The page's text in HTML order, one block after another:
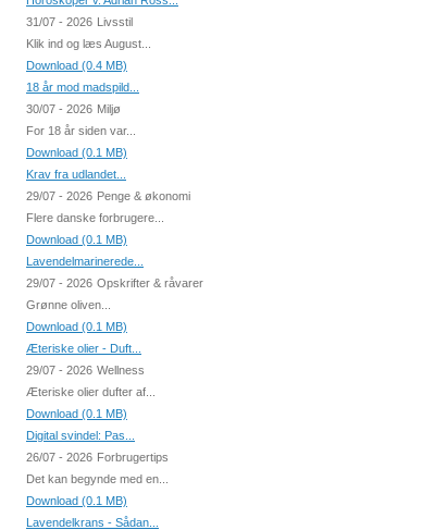
31/07 - 2026 Livsstil
Klik ind og læs August...
Download (0.4 MB)
18 år mod madspild...
30/07 - 2026 Miljø
For 18 år siden var...
Download (0.1 MB)
Krav fra udlandet...
29/07 - 2026 Penge & økonomi
Flere danske forbrugere...
Download (0.1 MB)
Lavendelmarinerede...
29/07 - 2026 Opskrifter & råvarer
Grønne oliven...
Download (0.1 MB)
Æteriske olier - Duft...
29/07 - 2026 Wellness
Æteriske olier dufter af...
Download (0.1 MB)
Digital svindel: Pas...
26/07 - 2026 Forbrugertips
Det kan begynde med en...
Download (0.1 MB)
Lavendelkrans - Sådan...